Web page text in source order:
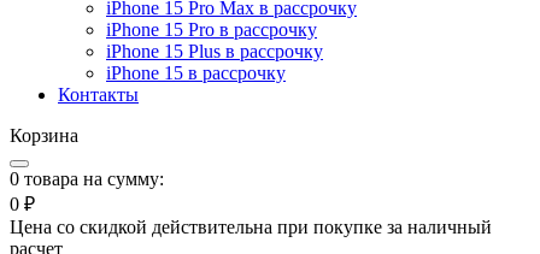
iPhone 15 Pro Max в рассрочку
iPhone 15 Pro в рассрочку
iPhone 15 Plus в рассрочку
iPhone 15 в рассрочку
Контакты
Корзина
0 товара на сумму:
0 ₽
Цена со скидкой действительна при покупке за наличный
расчет